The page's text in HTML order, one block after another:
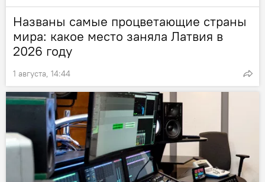
Названы самые процветающие страны
мира: какое место заняла Латвия в
2026 году
1 августа, 14:44